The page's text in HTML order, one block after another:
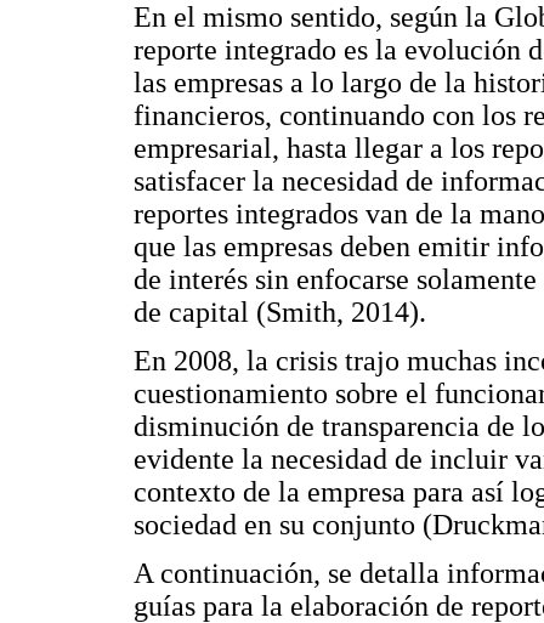
En el mismo sentido, según la
reporte integrado es la evolución
las empresas a lo largo de la
financieros, continuando con los
empresarial, hasta llegar a los
satisfacer la necesidad de
reportes integrados van de la
que las empresas deben emitir
de interés sin enfocarse
de capital (Smith, 2014).
En 2008, la crisis trajo muchas
cuestionamiento sobre el
disminución de transparencia de
evidente la necesidad de incluir
contexto de la empresa para así
sociedad en su conjunto
A continuación, se detalla
guías para la elaboración de